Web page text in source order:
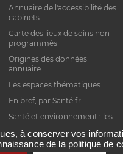
Annuaire de l'accessibilité des
cabinets
Carte des lieux de soins non
programmés
Origines des données
annuaire
Les espaces thématiques
En bref, par Santé.fr
Santé et environnement : les
à conserver vos
de la politique de